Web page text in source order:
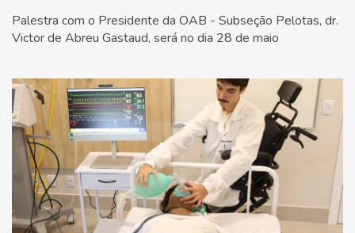
Palestra com o Presidente da OAB - Subseção Pelotas, dr.
Victor de Abreu Gastaud, será no dia 28 de maio